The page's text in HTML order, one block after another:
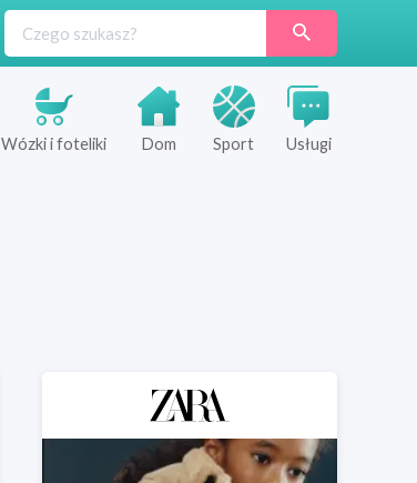
Wózki i foteliki Dom Sport Usługi